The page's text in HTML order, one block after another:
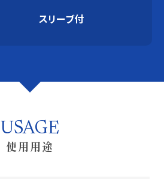
スリーブ付
USAGE
使用用途